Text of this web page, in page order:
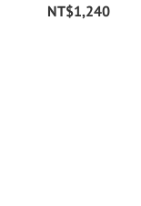
NT$1,240